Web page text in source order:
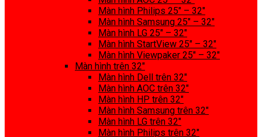
Màn hình Philips 25″ – 32″
Màn hình Samsung 25″ – 32″
Màn hình LG 25″ – 32″
Màn hình StartView 25″ – 32″
Màn hình Viewpaker 25″ – 32″
Màn hình trên 32″
Màn hình Dell trên 32″
Màn hình AOC trên 32″
Màn hình HP trên 32″
Màn hình Samsung trên 32″
Màn hình LG trên 32″
Màn hình Philips trên 32″